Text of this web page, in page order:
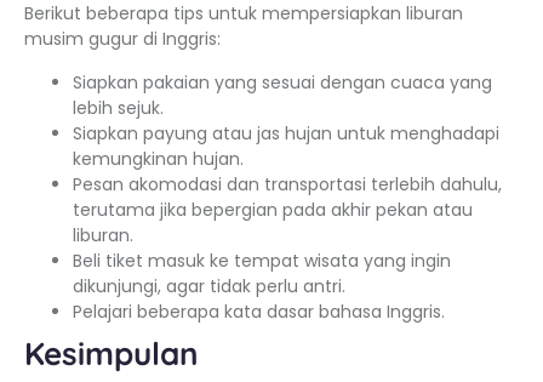
Berikut beberapa tips untuk mempersiapkan liburan
musim gugur di Inggris:
Siapkan pakaian yang sesuai dengan cuaca yang
lebih sejuk.
Siapkan payung atau jas hujan untuk menghadapi
kemungkinan hujan.
Pesan akomodasi dan transportasi terlebih dahulu,
terutama jika bepergian pada akhir pekan atau
liburan.
Beli tiket masuk ke tempat wisata yang ingin
dikunjungi, agar tidak perlu antri.
Pelajari beberapa kata dasar bahasa Inggris.
Kesimpulan